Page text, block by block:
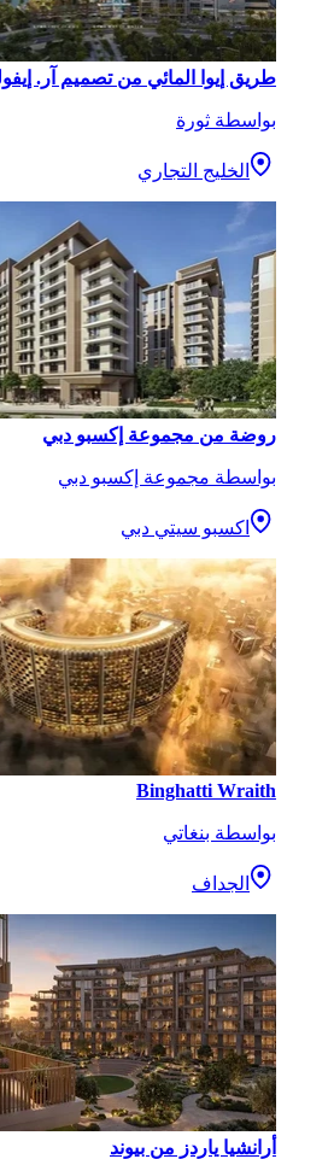
طريق إيوا المائي من تصميم آر.
بواسطة ثورة
الخليج التجاري
روضة من مجموعة إكسبو دبي
بواسطة مجموعة إكسبو دبي
اكسبو سيتي دبي
Binghatti Wraith
بواسطة بنغاتي
الجداف
أرانشيا ياردز من بيوند